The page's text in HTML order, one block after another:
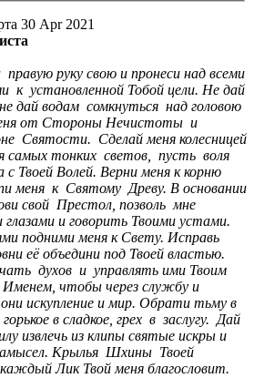
30 Apr 2021
руку свою и пронеси над всеми
к установленной Тобой цели. Не дай
дай водам сомкнуться над головою
от Стороны Нечистоты и
Святости. Сделай меня колесницей
самых тонких светов, пусть воля
Твоей Волей. Верни меня к корню
меня к Святому Древу. В основании
свой Престол, позволь мне
и говорить Твоими устами.
подними меня к Свету. Исправь
её объедини под Твоей властью.
духов и управлять ими Твоим
чтобы через службу и
они искупление и мир. Обрати тьму в
в сладкое, грех в заслугу. Дай
извлечь из клипы святые искры и
Крылья Шхины Твоей
Лик Твой меня благословит.